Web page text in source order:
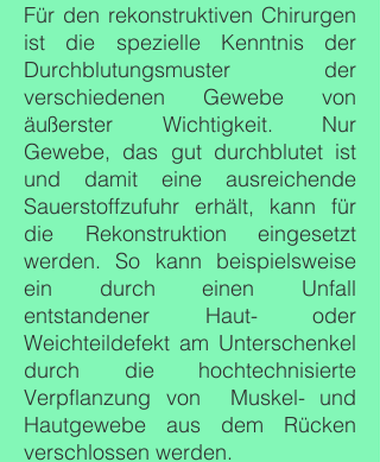
Für den rekonstruktiven Chirurgen
ist die spezielle Kenntnis der
Durchblutungsmuster der
verschiedenen Gewebe von
äußerster Wichtigkeit. Nur
Gewebe, das gut durchblutet ist
und damit eine ausreichende
Sauerstoffzufuhr erhält, kann für
die Rekonstruktion eingesetzt
werden. So kann beispielsweise
ein durch einen Unfall
entstandener Haut- oder
Weichteildefekt am Unterschenkel
durch die hochtechnisierte
Verpflanzung von Muskel- und
Hautgewebe aus dem Rücken
verschlossen werden.